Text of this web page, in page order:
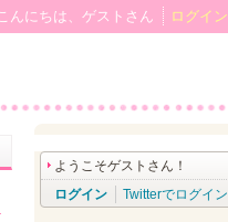
んにちは、ゲストさん ログイン
ようこそゲストさん！
ログイン
Twitterでログイン